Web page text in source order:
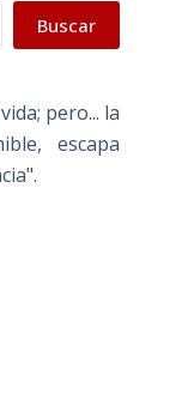
Buscar
pero... la
escapa